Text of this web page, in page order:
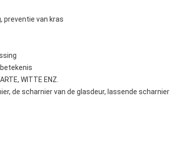
preventie van kras
WITTE ENZ.
de scharnier van de glasdeur, lassende scharnier